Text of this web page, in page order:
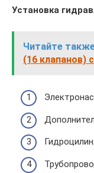
Установка
Читайте
(16 клапанов)